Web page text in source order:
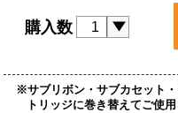
購入数
※サブリボン・サブカセット
トリッジに巻き替えてご使用